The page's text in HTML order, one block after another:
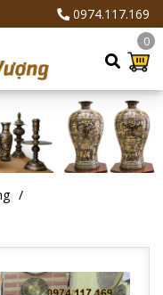
0974.117.169
0